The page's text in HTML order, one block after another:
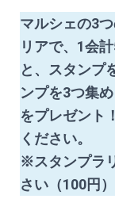
マルシェの3
リアで、 1会
と、スタンプ
ンプを3つ集
をプレゼント
ください。
※スタンプラ
さい（100円）